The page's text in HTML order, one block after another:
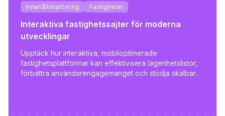
Innehållshantering Fastigheter
Interaktiva fastighetssajter för moderna
utvecklingar
Upptäck hur interaktiva, mobiloptimerade
fastighetsplattformar kan effektivisera lägenhetslistor,
förbättra användarengagemanget och stödja skalbar